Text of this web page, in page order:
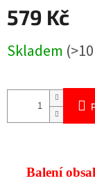
579 Kč
cena:
Skladem
Balení